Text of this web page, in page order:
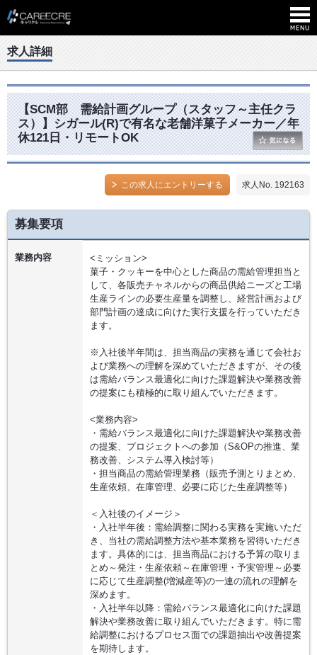
求人詳細
【SCM部 需給計画グループ（スタッフ～主任クラ
ス）】シガール(R)で有名な老舗洋菓子メーカー／年
休121日・リモートOK
この求人にエントリーする 求人No. 192163
募集要項
業務内容
<ミッション>
菓子・クッキーを中心とした商品の需給管理担当と
して、各販売チャネルからの商品供給ニーズと工場
生産ラインの必要生産量を調整し、経営計画および
部門計画の達成に向けた実行支援を行っていただき
ます。
※入社後半年間は、担当商品の実務を通じて会社お
よび業務への理解を深めていただきますが、その後
は需給バランス最適化に向けた課題解決や業務改善
の提案にも積極的に取り組んでいただきます。
<業務内容>
・需給バランス最適化に向けた課題解決や業務改善
の提案、プロジェクトへの参加（S&OPの推進、業
務改善、システム導入検討等）
・担当商品の需給管理業務（販売予測とりまとめ、
生産依頼、在庫管理、必要に応じた生産調整等）
＜入社後のイメージ＞
・入社半年後：需給調整に関わる実務を実施いただ
き、当社の需給調整方法や基本業務を習得いただき
ます。具体的には、担当商品における予算の取りま
とめ～発注・生産依頼～在庫管理・予実管理～必要
に応じて生産調整(増減産等)の一連の流れの理解を
深めます。
・入社半年以降：需給バランス最適化に向けた課題
解決や業務改善に取り組んでいただきます。特に需
給調整におけるプロセス面での課題抽出や改善提案
を期待します。